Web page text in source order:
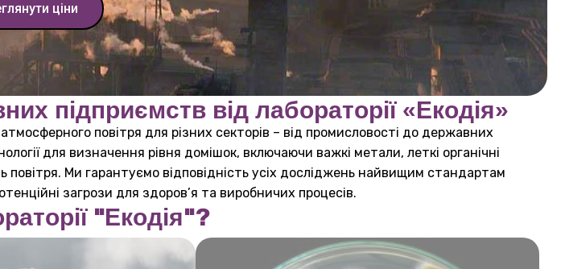
ціни
підприємств від лабораторії «Екодія»
повітря для різних секторів – від промисловості до державних
для визначення рівня домішок, включаючи важкі метали, леткі органічні
Ми гарантуємо відповідність усіх досліджень найвищим стандартам
загрози для здоров’я та виробничих процесів.
"Екодія"?